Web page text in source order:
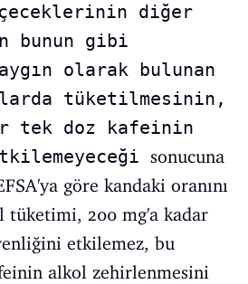
diğer
bunun gibi
olarak bulunan
tüketilmesinin,
tek doz kafeinin
sonucuna
göre kandaki oranını
tüketimi, 200 mg'a kadar
etkilemez, bu
alkol zehirlenmesini